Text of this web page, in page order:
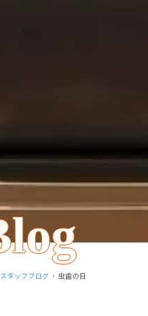
Blog
スタッフブログ 虫歯の日